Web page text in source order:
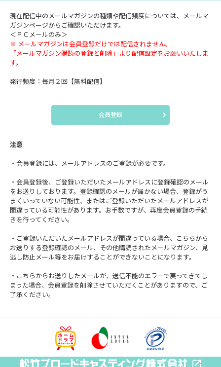
現在配信中のメールマガジンの種類や配信頻度については、メールマ
ガジンページからご確認いただけます。
＜ＰＣメールのみ＞
※ メールマガジンは会員登録だけでは配信されません。
「メールマガジン購読の登録と削除」より配信設定をお願いいたしま
す。
発行頻度：毎月２回【無料配信】
会員登録
注意
・会員登録には、メールアドレスのご登録が必要です。
・会員登録後、ご登録いただいたメールアドレスに登録確認のメール
をお送りしております。登録確認のメールが届かない場合、登録がう
まくいっていない可能性、またはご登録いただいたメールアドレスが
間違っている可能性があります。お手数ですが、再度会員登録の手続
きを行ってください。
・ご登録いただいたメールアドレスが間違っている場合、こちらから
お送りする登録確認のメール、その他購読されたメールマガジン、見
逃し防止メール等をお届けすることができないことになります。
・こちらからお送りしたメールが、送信不能のエラーで戻ってきてし
まった場合、会員登録を削除させていただくことがありますので、ご
了承ください。